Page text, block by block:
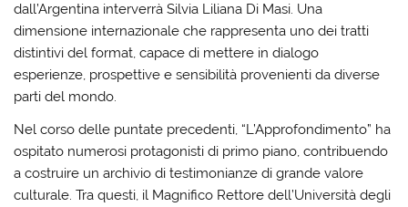
dall’Argentina interverrà Silvia Liliana Di Masi. Una
dimensione internazionale che rappresenta uno dei tratti
distintivi del format, capace di mettere in dialogo
esperienze, prospettive e sensibilità provenienti da diverse
parti del mondo.
Nel corso delle puntate precedenti, “L’Approfondimento” ha
ospitato numerosi protagonisti di primo piano, contribuendo
a costruire un archivio di testimonianze di grande valore
culturale. Tra questi, il Magnifico Rettore dell’Università degli